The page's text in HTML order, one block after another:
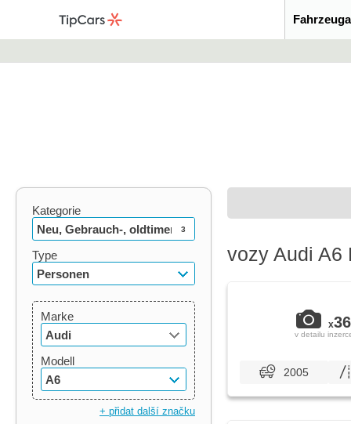
Kategorie
Neu, Gebrauch-, oldtimer
3
Type
Personen
Marke
Audi
Modell
A6
+ přidat další značku
vozy Audi A6
x36
v detailu
2005